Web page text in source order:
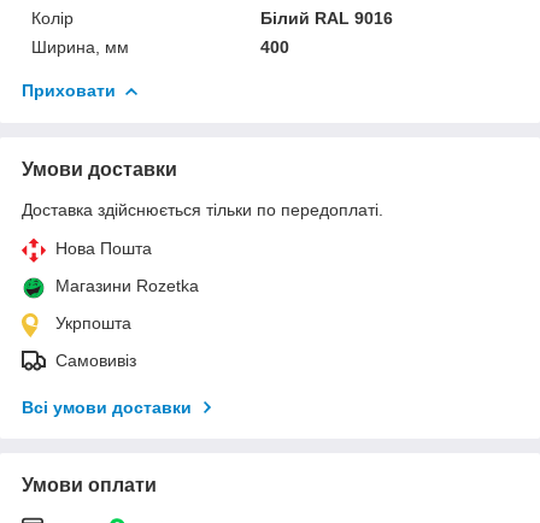
Колір
Білий RAL 9016
Ширина, мм
400
Приховати
Умови доставки
Доставка здійснюється тільки по передоплаті.
Нова Пошта
Магазини Rozetka
Укрпошта
Самовивіз
Всі умови доставки
Умови оплати